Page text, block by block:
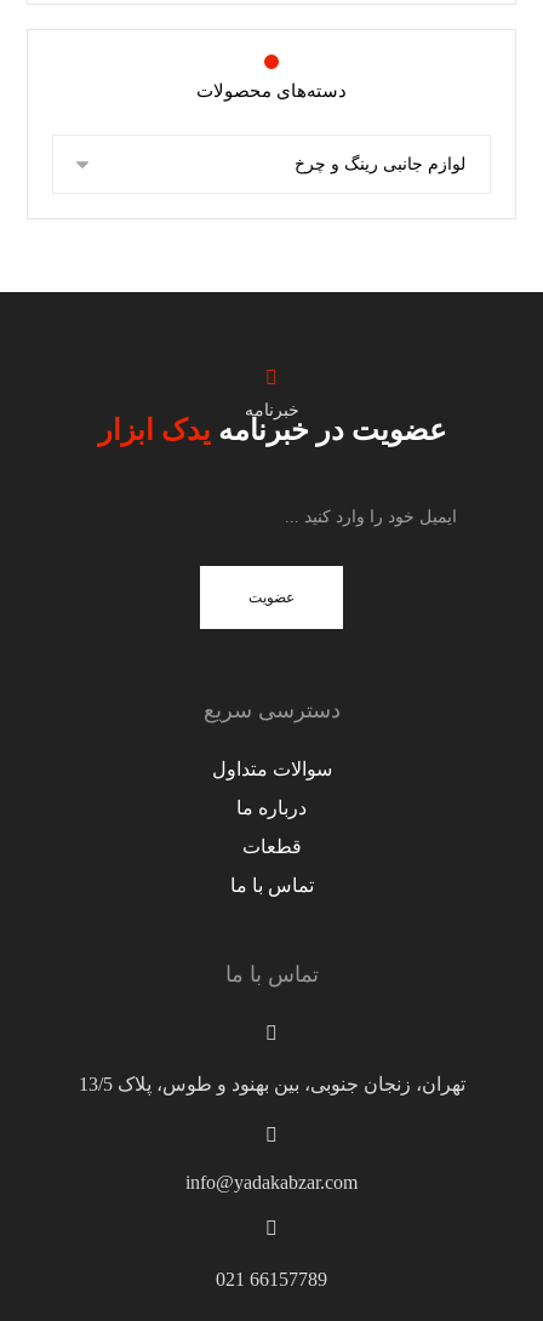
دسته‌های محصولات
خبرنامه
عضویت در خبرنامه یدک ابزار
عضویت
دسترسی سریع
سوالات متداول
درباره ما
قطعات
تماس با ما
تماس با ما
تهران، زنجان جنوبی، بین بهنود و طوس، پلاک 13/5
info@yadakabzar.com
66157789 021